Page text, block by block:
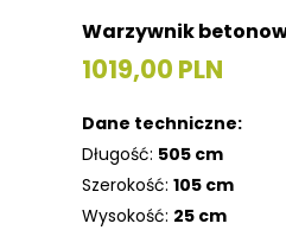
Warzywnik
Dane techniczne:
Długość: 505 cm
Szerokość: 105 cm
Wysokość: 25 cm
1019,00 PLN